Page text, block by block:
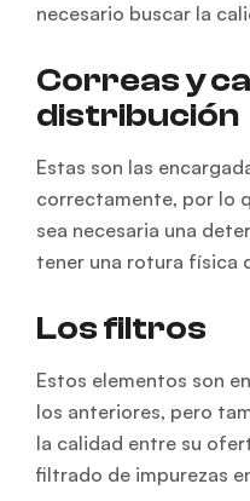
necesario buscar la
Correas y
distribución
Estas son las
correctamente, por lo
sea necesaria una
tener una rotura física
Los filtros
Estos elementos son
los anteriores, pero
la calidad entre su
filtrado de impurezas